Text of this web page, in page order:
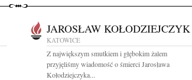
JAROSŁAW KOŁODZIEJCZYK
KATOWICE
Z największym smutkiem i głębokim żalem
przyjęliśmy wiadomość o śmierci Jarosława
Kołodziejczyka...